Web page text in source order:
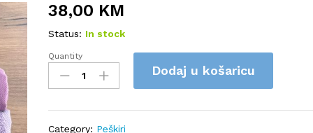
38,00 KM
Status: In stock
Berra
peškiri
SET
Quantity
Dodaj u košaricu
Category: Peškiri